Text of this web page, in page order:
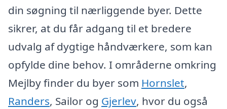
din søgning til nærliggende byer. Dette
sikrer, at du får adgang til et bredere
udvalg af dygtige håndværkere, som kan
opfylde dine behov. I områderne omkring
Mejlby finder du byer som Hornslet,
Randers, Sailor og Gjerlev, hvor du også